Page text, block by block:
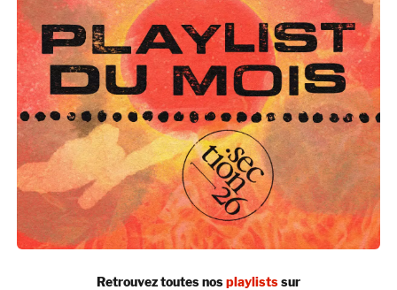
Retrouvez toutes nosplaylistssur